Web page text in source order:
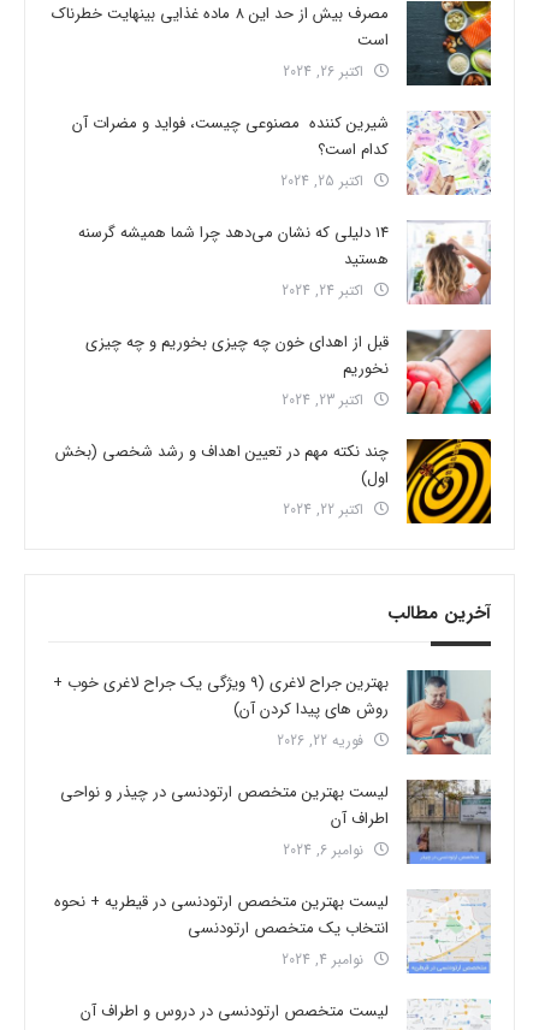
مصرف بیش از حد این 8 ماده غذایی بینهایت خطرناک
است
اکتبر 26, 2024
شیرین کننده مصنوعی چیست، فواید و مضرات آن
کدام است؟
اکتبر 25, 2024
14 دلیلی که نشان می‌دهد چرا شما همیشه گرسنه
هستید
اکتبر 24, 2024
قبل از اهدای خون چه چیزی بخوریم و چه چیزی
نخوریم
اکتبر 23, 2024
چند نکته مهم در تعیین اهداف و رشد شخصی (بخش
اول)
اکتبر 22, 2024
آخرین مطالب
بهترین جراح لاغری (9 ویژگی یک جراح لاغری خوب +
روش های پیدا کردن آن)
فوریه 22, 2026
لیست بهترین متخصص ارتودنسی در چیذر و نواحی
اطراف آن
نوامبر 6, 2024
لیست بهترین متخصص ارتودنسی در قیطریه + نحوه
انتخاب یک متخصص ارتودنسی
نوامبر 4, 2024
لیست متخصص ارتودنسی در دروس و اطراف آن